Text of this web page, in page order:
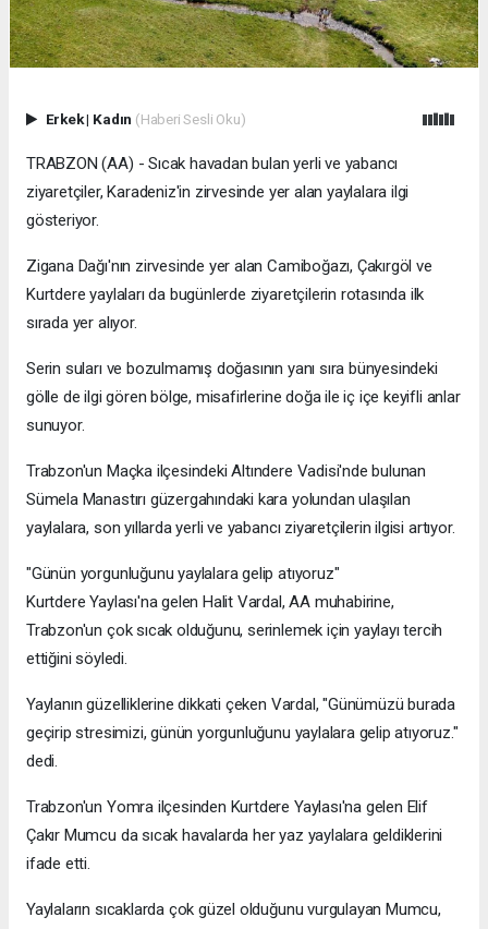
Erkek| Kadın (Haberi Sesli Oku)
TRABZON (AA) - Sıcak havadan bulan yerli ve yabancı
ziyaretçiler, Karadeniz'in zirvesinde yer alan yaylalara ilgi
gösteriyor.
Zigana Dağı'nın zirvesinde yer alan Camiboğazı, Çakırgöl ve
Kurtdere yaylaları da bugünlerde ziyaretçilerin rotasında ilk
sırada yer alıyor.
Serin suları ve bozulmamış doğasının yanı sıra bünyesindeki
gölle de ilgi gören bölge, misafirlerine doğa ile iç içe keyifli anlar
sunuyor.
Trabzon'un Maçka ilçesindeki Altındere Vadisi'nde bulunan
Sümela Manastırı güzergahındaki kara yolundan ulaşılan
yaylalara, son yıllarda yerli ve yabancı ziyaretçilerin ilgisi artıyor.
"Günün yorgunluğunu yaylalara gelip atıyoruz"
Kurtdere Yaylası'na gelen Halit Vardal, AA muhabirine,
Trabzon'un çok sıcak olduğunu, serinlemek için yaylayı tercih
ettiğini söyledi.
Yaylanın güzelliklerine dikkati çeken Vardal, "Günümüzü burada
geçirip stresimizi, günün yorgunluğunu yaylalara gelip atıyoruz."
dedi.
Trabzon'un Yomra ilçesinden Kurtdere Yaylası'na gelen Elif
Çakır Mumcu da sıcak havalarda her yaz yaylalara geldiklerini
ifade etti.
Yaylaların sıcaklarda çok güzel olduğunu vurgulayan Mumcu,